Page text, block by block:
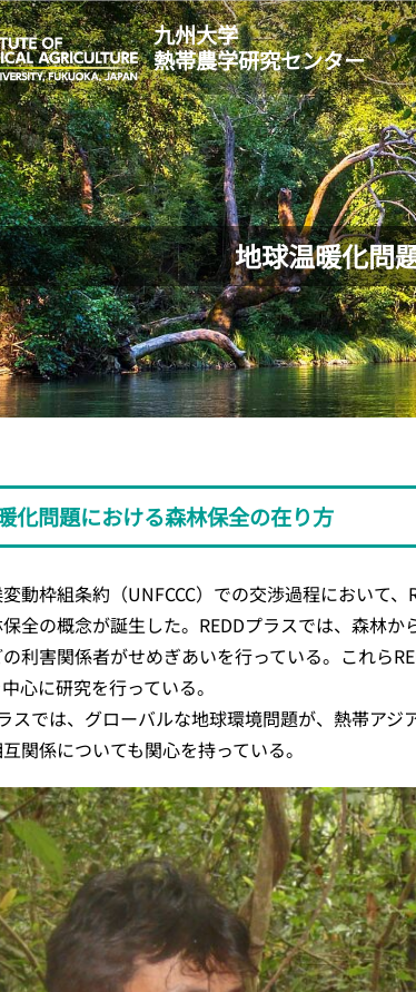
九州大学
熱帯農学研究センター
地球温暖化問
化問題における森林保全の在り方
動枠組条約（UNFCCC）での交渉過程において
保全の概念が誕生した。REDDプラスでは、森林
の利害関係者がせめぎあいを行っている。これら
心に研究を行っている。
スでは、グローバルな地球環境問題が、熱帯ア
関係についても関心を持っている。